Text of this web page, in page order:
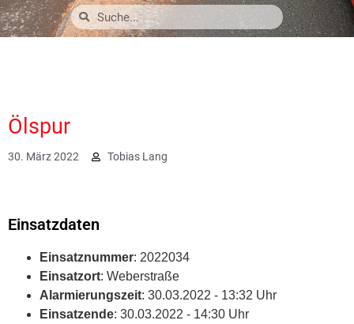
Ölspur
30. März 2022 Tobias Lang
Einsatzdaten
Einsatznummer: 2022034
Einsatzort: Weberstraße
Alarmierungszeit: 30.03.2022 - 13:32 Uhr
Einsatzende: 30.03.2022 - 14:30 Uhr